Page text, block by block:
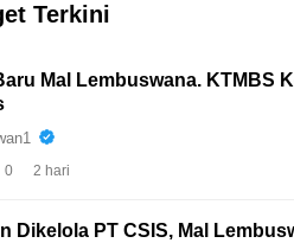
Terkini
Mal Lembuswana. KTMBS
0 2 hari
Dikelola PT CSIS, Mal